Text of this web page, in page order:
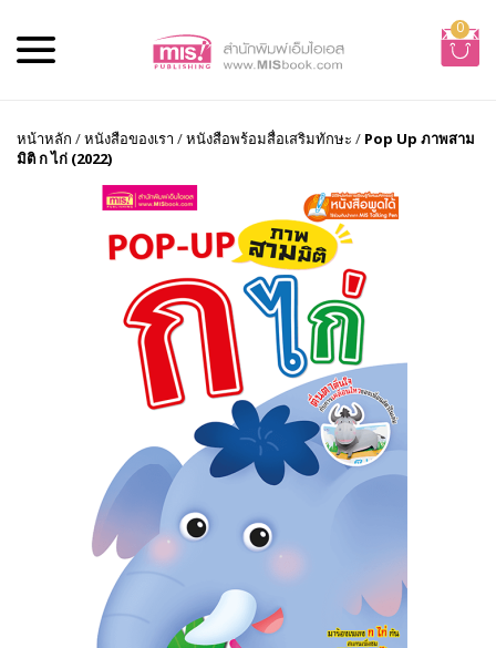
0
หน้าหลัก /หนังสือของเรา /หนังสือพร้อมสื่อเสริมทักษะ / Pop Up ภาพสาม
มิติ ก ไก่ (2022)